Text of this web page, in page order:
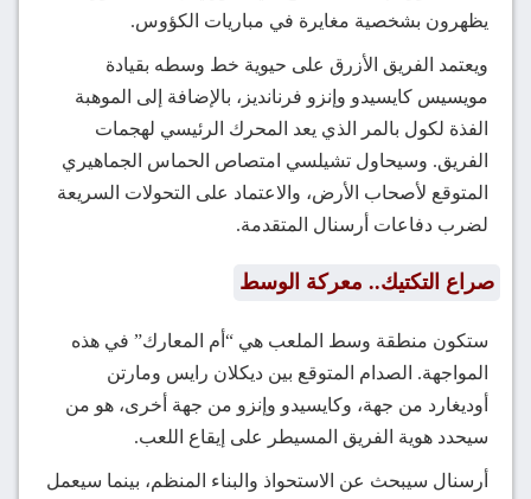
يظهرون بشخصية مغايرة في مباريات الكؤوس.
ويعتمد الفريق الأزرق على حيوية خط وسطه بقيادة
مويسيس كايسيدو وإنزو فرنانديز، بالإضافة إلى الموهبة
الفذة لكول بالمر الذي يعد المحرك الرئيسي لهجمات
الفريق. وسيحاول تشيلسي امتصاص الحماس الجماهيري
المتوقع لأصحاب الأرض، والاعتماد على التحولات السريعة
لضرب دفاعات أرسنال المتقدمة.
صراع التكتيك.. معركة الوسط
ستكون منطقة وسط الملعب هي “أم المعارك” في هذه
المواجهة. الصدام المتوقع بين ديكلان رايس ومارتن
أوديغارد من جهة، وكايسيدو وإنزو من جهة أخرى، هو من
سيحدد هوية الفريق المسيطر على إيقاع اللعب.
أرسنال سيبحث عن الاستحواذ والبناء المنظم، بينما سيعمل